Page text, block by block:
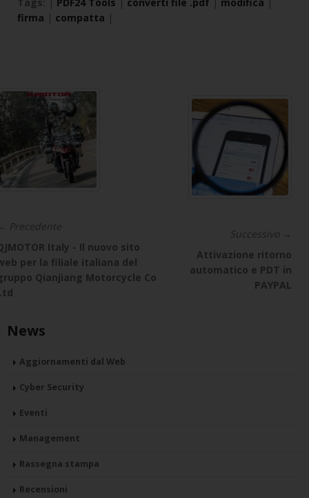
firma | compatta |
Precedente
Italy - Il nuovo sito
per la filiale italiana del
Qianjiang Motorcycle Co
Successivo →
Attivazione ritorno
automatico e PDT in
PAYPAL
News
Aggiornamenti dal Web
Cyber Security
Eventi
Management
Rassegna stampa
Recensioni